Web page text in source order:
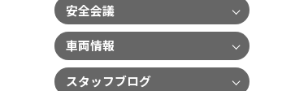
安全会議
車両情報
スタッフブログ